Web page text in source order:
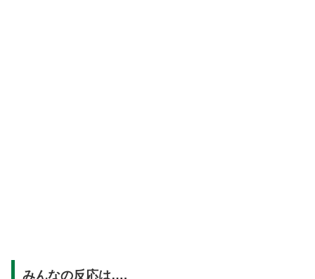
みんなの反応は….